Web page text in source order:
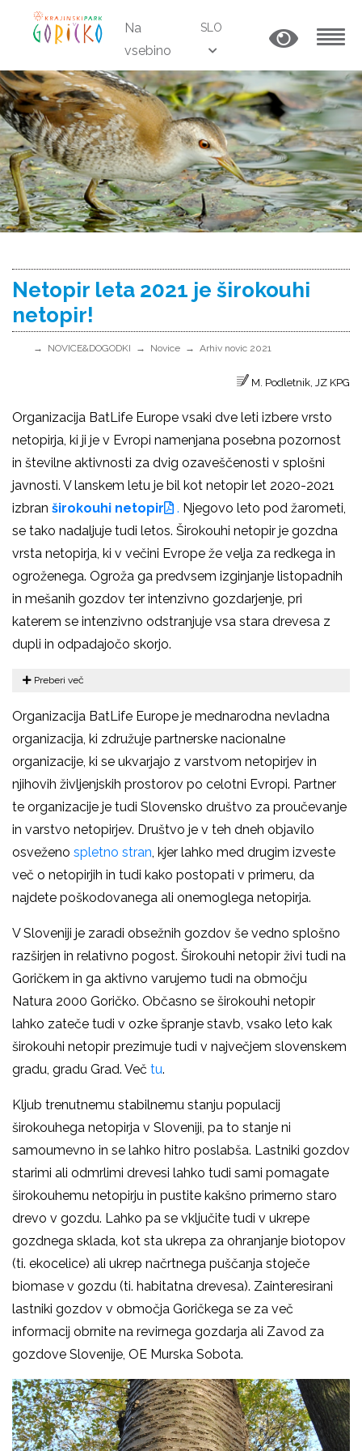
Na
vsebino
SLO
Netopir leta 2021 je širokouhi
netopir!
NOVICE&DOGODKI Novice Arhiv novic 2021
M. Podletnik, JZ KPG
Organizacija BatLife Europe vsaki dve leti izbere vrsto
netopirja, ki ji je v Evropi namenjana posebna pozornost
in številne aktivnosti za dvig ozaveščenosti v splošni
javnosti. V lanskem letu je bil kot netopir let 2020-2021
izbran širokouhi netopir . Njegovo leto pod žarometi,
se tako nadaljuje tudi letos. Širokouhi netopir je gozdna
vrsta netopirja, ki v večini Evrope že velja za redkega in
ogroženega. Ogroža ga predvsem izginjanje listopadnih
in mešanih gozdov ter intenzivno gozdarjenje, pri
katerem se intenzivno odstranjuje vsa stara drevesa z
dupli in odpadajočo skorjo.
Preberi več
Organizacija BatLife Europe je mednarodna nevladna
organizacija, ki združuje partnerske nacionalne
organizacije, ki se ukvarjajo z varstvom netopirjev in
njihovih življenjskih prostorov po celotni Evropi. Partner
te organizacije je tudi Slovensko društvo za proučevanje
in varstvo netopirjev. Društvo je v teh dneh objavilo
osveženo spletno stran, kjer lahko med drugim izveste
več o netopirjih in tudi kako postopati v primeru, da
najdete poškodovanega ali onemoglega netopirja.
V Sloveniji je zaradi obsežnih gozdov še vedno splošno
razširjen in relativno pogost. Širokouhi netopir živi tudi na
Goričkem in ga aktivno varujemo tudi na območju
Natura 2000 Goričko. Občasno se širokouhi netopir
lahko zateče tudi v ozke špranje stavb, vsako leto kak
širokouhi netopir prezimuje tudi v največjem slovenskem
gradu, gradu Grad. Več tu.
Kljub trenutnemu stabilnemu stanju populacij
širokouhega netopirja v Sloveniji, pa to stanje ni
samoumevno in se lahko hitro poslabša. Lastniki gozdov
starimi ali odmrlimi drevesi lahko tudi sami pomagate
širokouhemu netopirju in pustite kakšno primerno staro
drevo v gozdu. Lahko pa se vključite tudi v ukrepe
gozdnega sklada, kot sta ukrepa za ohranjanje biotopov
(ti. ekocelice) ali ukrep načrtnega puščanja stoječe
biomase v gozdu (ti. habitatna drevesa). Zainteresirani
lastniki gozdov v območja Goričkega se za več
informacij obrnite na revirnega gozdarja ali Zavod za
gozdove Slovenije, OE Murska Sobota.